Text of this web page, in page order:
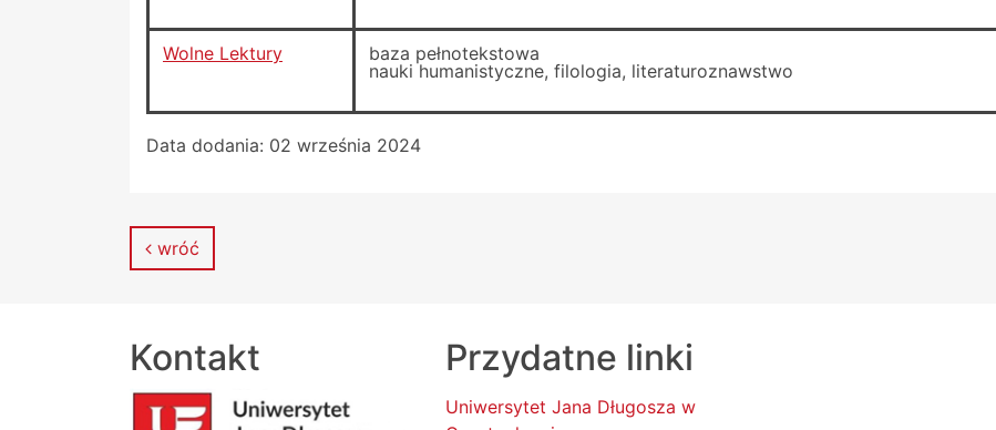
Wolne Lektury
baza pełnotekstowa
nauki humanistyczne, filologia, literaturoznawstwo
Data dodania: 02 września 2024
wróć
Kontakt Przydatne linki
Uniwersytet Jana Długosza w